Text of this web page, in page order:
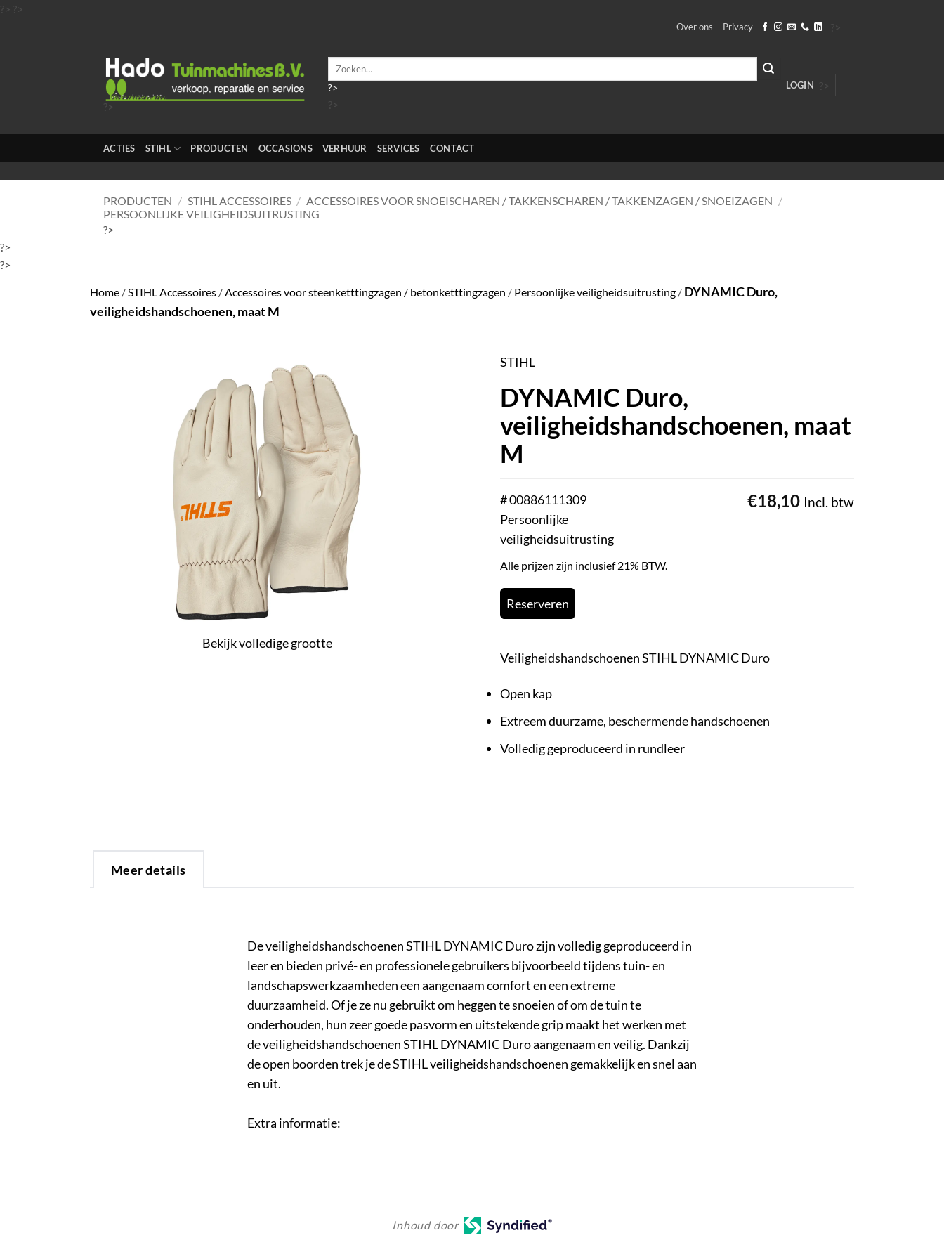
?> ?>
Over ons Privacy
?>
?>
Zoeken
?>
?>
LOGIN ?>
ACTIES STIHL PRODUCTEN OCCASIONS VERHUUR SERVICES CONTACT
PRODUCTEN / STIHL ACCESSOIRES / ACCESSOIRES VOOR SNOEISCHAREN / TAKKENSCHAREN / TAKKENZAGEN / SNOEIZAGEN /
PERSOONLIJKE VEILIGHEIDSUITRUSTING
?>
?>
?>
Home /STIHL Accessoires /Accessoires voor steenketttingzagen / betonketttingzagen / Persoonlijke veiligheidsuitrusting / DYNAMIC Duro,
veiligheidshandschoenen, maat M
Bekijk volledige grootte
STIHL
DYNAMIC Duro,
veiligheidshandschoenen, maat
M
# 00886111309
Persoonlijke
veiligheidsuitrusting
€18,10 Incl. btw
Alle prijzen zijn inclusief 21% BTW.
Reserveren
Veiligheidshandschoenen STIHL DYNAMIC Duro
Open kap
Extreem duurzame, beschermende handschoenen
Volledig geproduceerd in rundleer
Meer details
De veiligheidshandschoenen STIHL DYNAMIC Duro zijn volledig geproduceerd in
leer en bieden privé- en professionele gebruikers bijvoorbeeld tijdens tuin- en
landschapswerkzaamheden een aangenaam comfort en een extreme
duurzaamheid. Of je ze nu gebruikt om heggen te snoeien of om de tuin te
onderhouden, hun zeer goede pasvorm en uitstekende grip maakt het werken met
de veiligheidshandschoenen STIHL DYNAMIC Duro aangenaam en veilig. Dankzij
de open boorden trek je de STIHL veiligheidshandschoenen gemakkelijk en snel aan
en uit.
Extra informatie:
Inhoud door